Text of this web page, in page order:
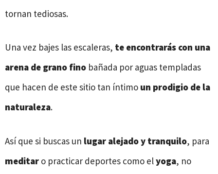
tornan tediosas.
Una vez bajes las escaleras, te encontrarás con una
arena de grano fino bañada por aguas templadas
que hacen de este sitio tan íntimo un prodigio de la
naturaleza.
Así que si buscas un lugar alejado y tranquilo, para
meditar o practicar deportes como elyoga, no